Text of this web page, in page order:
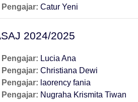
Pengajar: Catur Yeni
2024/2025
Pengajar: Lucia Ana
Pengajar: Christiana Dewi
Pengajar: laorency fania
Pengajar: Nugraha Krismita Tiwan